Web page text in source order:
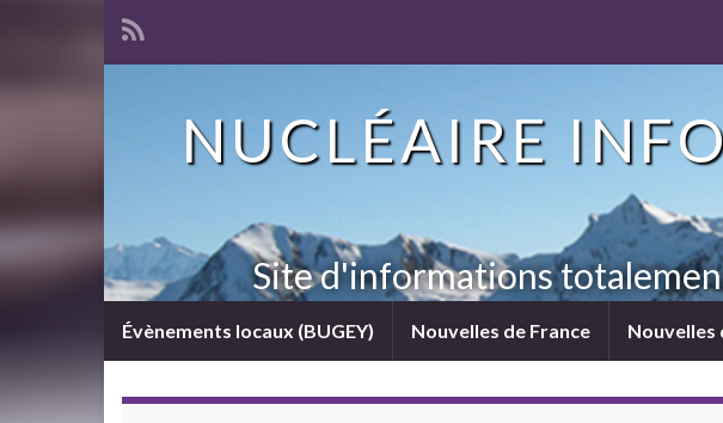
NUCLÉAIRE
Site d'informations
Évènements locaux (BUGEY) Nouvelles de France Nouvelles